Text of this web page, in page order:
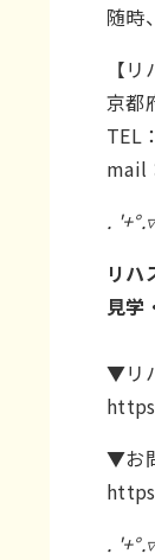
随時
【
京都
TEL
mail
. '+°.▿
リハ
見学
▼リ
▼お
. '+°.▿